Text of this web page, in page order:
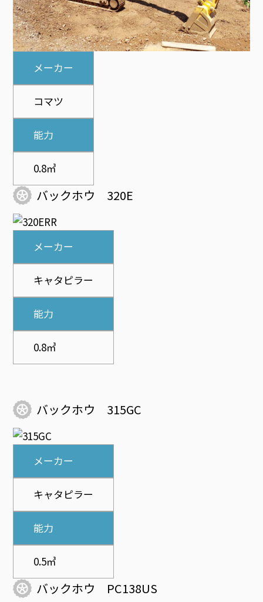
メーカー
コマツ
能力
0.8㎥
バックホウ 320E
メーカー
キャタピラー
能力
0.8㎥
バックホウ 315GC
メーカー
キャタピラー
能力
0.5㎥
バックホウ PC138US